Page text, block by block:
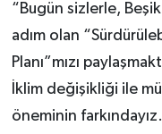
“Bugün sizlerle,
adım olan
Planı”mızı
İklim değişikliği ile
öneminin